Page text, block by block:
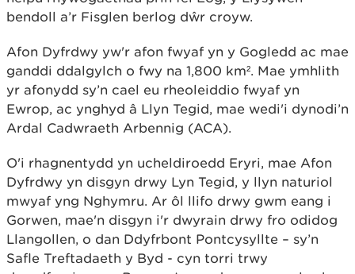
bendoll a’r Fisglen berlog dŵr croyw.
Afon Dyfrdwy yw'r afon fwyaf yn y Gogledd ac mae
ganddi ddalgylch o fwy na 1,800 km². Mae ymhlith
yr afonydd sy’n cael eu rheoleiddio fwyaf yn
Ewrop, ac ynghyd â Llyn Tegid, mae wedi'i dynodi’n
Ardal Cadwraeth Arbennig (ACA).
O'i rhagnentydd yn ucheldiroedd Eryri, mae Afon
Dyfrdwy yn disgyn drwy Lyn Tegid, y llyn naturiol
mwyaf yng Nghymru. Ar ôl llifo drwy gwm eang i
Gorwen, mae'n disgyn i'r dwyrain drwy fro odidog
Llangollen, o dan Ddyfrbont Pontcysyllte – sy’n
Safle Treftadaeth y Byd - cyn torri trwy